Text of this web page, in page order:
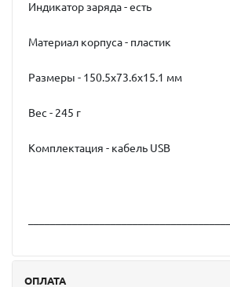
Индикатор заряда - есть
Материал корпуса - пластик
Размеры - 150.5x73.6x15.1 мм
Вес - 245 г
Комплектация - кабель USB
ОПЛАТА